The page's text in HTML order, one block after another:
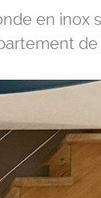
en inox
de